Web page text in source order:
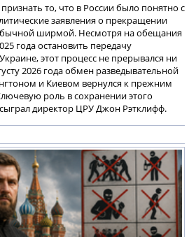
то, что в России было понятно с
заявления о прекращении
ширмой. Несмотря на обещания
года остановить передачу
этот процесс не прерывался ни
2026 года обмен разведывательной
и Киевом вернулся к прежним
роль в сохранении этого
директор ЦРУ Джон Рэтклифф.